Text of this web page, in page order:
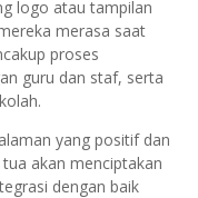
logo atau tampilan
merasa saat
proses
guru dan staf, serta
yang positif dan
akan menciptakan
dengan baik